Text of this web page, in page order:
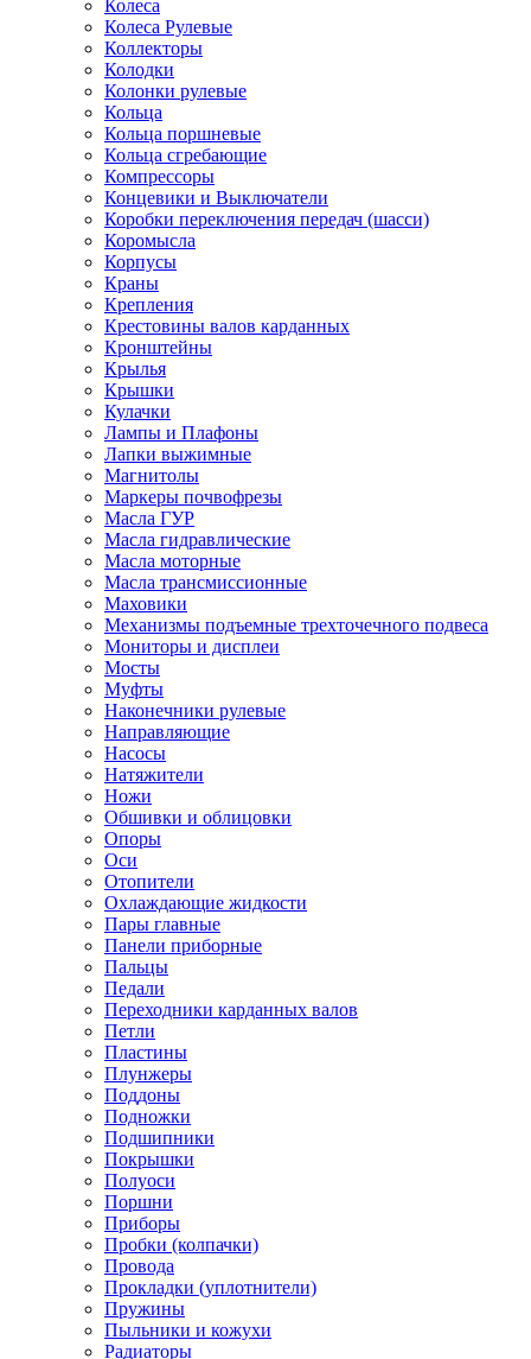
Колеса
Колеса Рулевые
Коллекторы
Колодки
Колонки рулевые
Кольца
Кольца поршневые
Кольца сгребающие
Компрессоры
Концевики и Выключатели
Коробки переключения передач (шасси)
Коромысла
Корпусы
Краны
Крепления
Крестовины валов карданных
Кронштейны
Крылья
Крышки
Кулачки
Лампы и Плафоны
Лапки выжимные
Магнитолы
Маркеры почвофрезы
Масла ГУР
Масла гидравлические
Масла моторные
Масла трансмиссионные
Маховики
Механизмы подъемные трехточечного подвеса
Мониторы и дисплеи
Мосты
Муфты
Наконечники рулевые
Направляющие
Насосы
Натяжители
Ножи
Обшивки и облицовки
Опоры
Оси
Отопители
Охлаждающие жидкости
Пары главные
Панели приборные
Пальцы
Педали
Переходники карданных валов
Петли
Пластины
Плунжеры
Поддоны
Подножки
Подшипники
Покрышки
Полуоси
Поршни
Приборы
Пробки (колпачки)
Провода
Прокладки (уплотнители)
Пружины
Пыльники и кожухи
Радиаторы